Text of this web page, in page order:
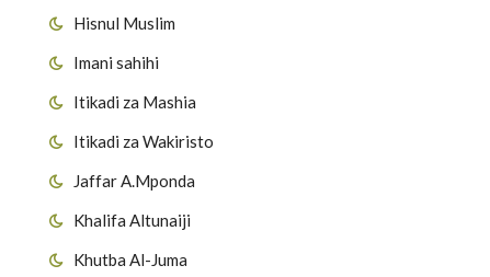
Hisnul Muslim
Imani sahihi
Itikadi za Mashia
Itikadi za Wakiristo
Jaffar A.Mponda
Khalifa Altunaiji
Khutba Al-Juma